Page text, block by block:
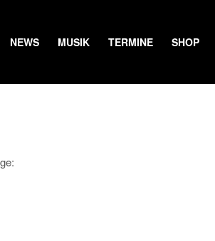
NEWS MUSIK TERMINE SHOP